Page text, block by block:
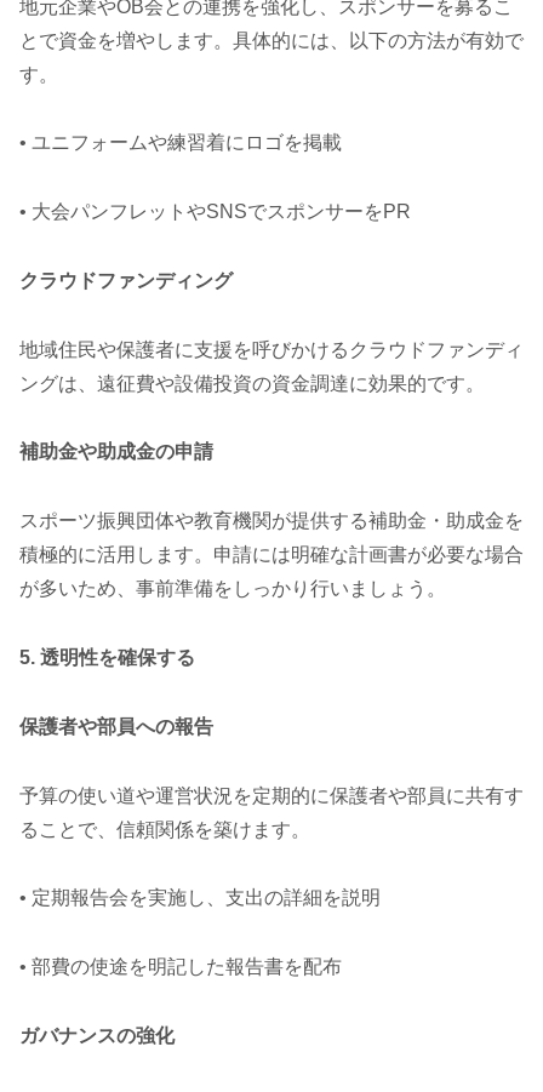
地元企業やOB会との連携を強化し、スポンサーを募るこ
とで資金を増やします。具体的には、以下の方法が有効で
す。
• ユニフォームや練習着にロゴを掲載
• 大会パンフレットやSNSでスポンサーをPR
クラウドファンディング
地域住民や保護者に支援を呼びかけるクラウドファンディ
ングは、遠征費や設備投資の資金調達に効果的です。
補助金や助成金の申請
スポーツ振興団体や教育機関が提供する補助金・助成金を
積極的に活用します。申請には明確な計画書が必要な場合
が多いため、事前準備をしっかり行いましょう。
5. 透明性を確保する
保護者や部員への報告
予算の使い道や運営状況を定期的に保護者や部員に共有す
ることで、信頼関係を築けます。
• 定期報告会を実施し、支出の詳細を説明
• 部費の使途を明記した報告書を配布
ガバナンスの強化